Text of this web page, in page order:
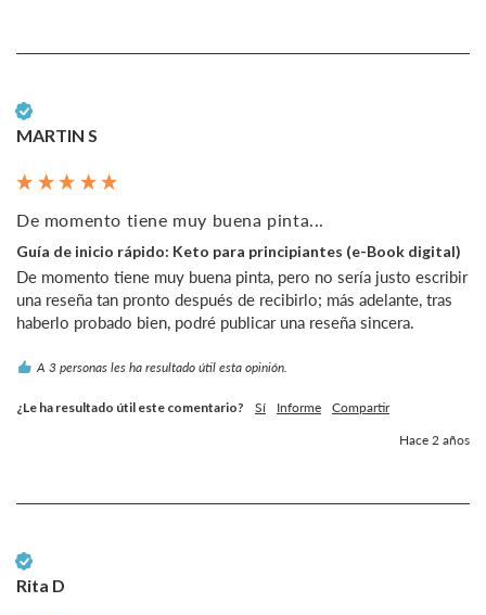
MARTIN S
De momento tiene muy buena pinta...
Guía de inicio rápido: Keto para principiantes (e-Book digital)
De momento tiene muy buena pinta, pero no sería justo escribir
una reseña tan pronto después de recibirlo; más adelante, tras
haberlo probado bien, podré publicar una reseña sincera.
A 3 personas les ha resultado útil esta opinión.
¿Le ha resultado útil este comentario? Sí Informe
Compartir
Hace 2 años
Rita D